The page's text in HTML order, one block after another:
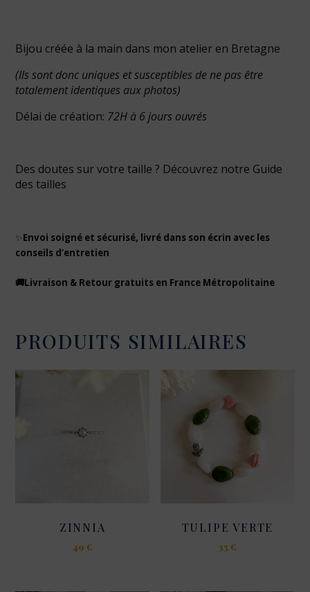
Bijou créée à la main dans mon atelier en Bretagne
(Ils sont donc uniques et susceptibles de ne pas être
totalement identiques aux photos)
Délai de création: 72H à 6 jours ouvrés
Des doutes sur votre taille ? Découvrez notre Guide
des tailles
✨Envoi soigné et sécurisé, livré dans son écrin avec les
conseils d’entretien
🚚Livraison & Retour gratuits en France Métropolitaine
PRODUITS SIMILAIRES
ZINNIA
49 €
TULIPE VERTE
35 €